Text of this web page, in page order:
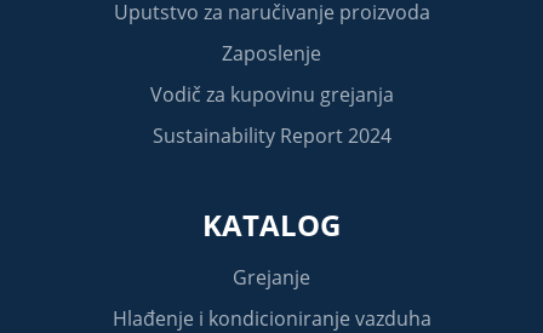
Uputstvo za naručivanje proizvoda
Zaposlenje
Vodič za kupovinu grejanja
Sustainability Report 2024
KATALOG
Grejanje
Hlađenje i kondicioniranje vazduha